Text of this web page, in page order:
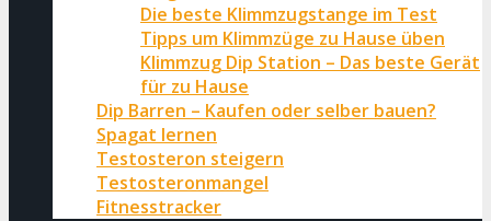
Die beste Klimmzugstange im Test
Tipps um Klimmzüge zu Hause üben
Klimmzug Dip Station – Das beste Gerät
für zu Hause
Dip Barren – Kaufen oder selber bauen?
Spagat lernen
Testosteron steigern
Testosteronmangel
Fitnesstracker